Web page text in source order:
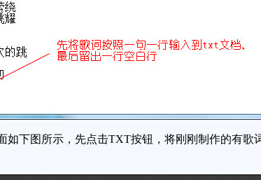
下图所示，先点击TXT按钮，将刚刚制作的有歌